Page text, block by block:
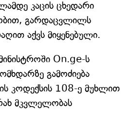
კაცის ცხედარი
გარდაცვლილს
აქვს მიყენებული.
On.ge-ს
გამოძიება
კოდექსის 108-ე მუხლით
მკვლელობას